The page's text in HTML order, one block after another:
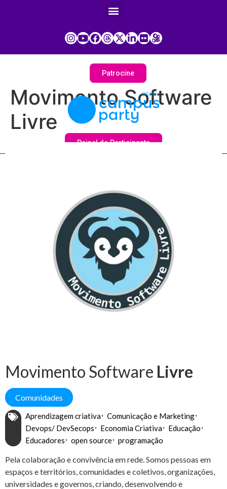
Patrocine
Painel do Participante
Movimento Software
Livre
Movimento Software Livre
Comunidades
Aprendizagem criativa
Comunicação e Marketing
Devops/ DevSecops
Economia Criativa
Educação
Educadores
open source programação
Pela colaboração e convivência em rede. Somos pessoas em
espaços e territórios, comunidades e coletivos, organizações,
universidades e governos, criando, desenvolvendo e